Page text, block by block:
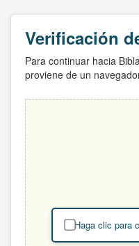
Verificación
Para continuar hacia
proviene de un
Haga clic para